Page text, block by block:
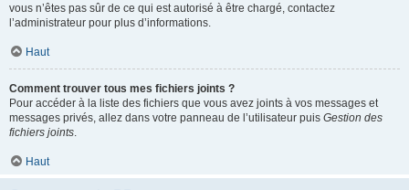
vous n’êtes pas sûr de ce qui est autorisé à être chargé, contactez
l’administrateur pour plus d’informations.
Haut
Comment trouver tous mes fichiers joints ?
Pour accéder à la liste des fichiers que vous avez joints à vos messages et
messages privés, allez dans votre panneau de l’utilisateur puis Gestion des
fichiers joints.
Haut